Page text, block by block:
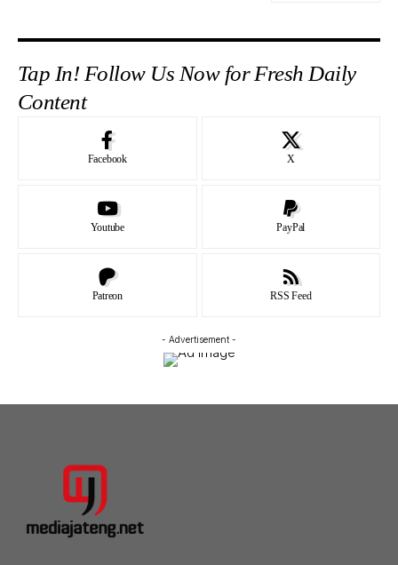
Tap In! Follow Us Now for Fresh Daily
Content
Facebook X
Youtube PayPal
Patreon RSS Feed
- Advertisement -